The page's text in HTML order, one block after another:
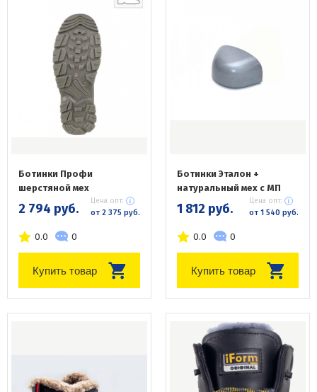
Ботинки Профи
шерстяной мех
2 794 руб. Цена опт:
от 2 375 руб.
0.0 0
Купить товар
Ботинки Эталон +
натуральный мех с МП
1 812 руб. Цена опт:
от 1 540 руб.
0.0 0
Купить товар